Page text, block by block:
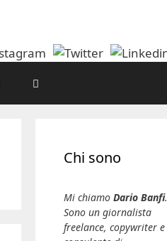
Chi sono
Mi chiamo Dario Banfi.
Sono un giornalista
freelance, copywriter e